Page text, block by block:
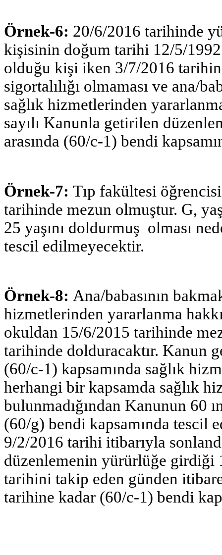
Örnek-6: 20/6/2016 tarihinde
kişisinin doğum tarihi 12/5/
olduğu kişi iken 3/7/2016
sigortalılığı olmaması ve ana/
sağlık hizmetlerinden
sayılı Kanunla getirilen
arasında (60/c-1) bendi
Örnek-7: Tıp fakültesi
tarihinde mezun olmuştur. G, yaş
25 yaşını doldurmuş olması
tescil edilmeyecektir.
Örnek-8: Ana/babasının
hizmetlerinden yararlanma
okuldan 15/6/2015 tarihinde
tarihinde dolduracaktır. Kanun
(60/c-1) kapsamında sağlık
herhangi bir kapsamda sağlık
bulunmadığından Kanunun 60
(60/g) bendi kapsamında tescil
9/2/2016 tarihi itibarıyla
düzenlemenin yürürlüğe girdiği
tarihini takip eden günden
tarihine kadar (60/c-1) bendi